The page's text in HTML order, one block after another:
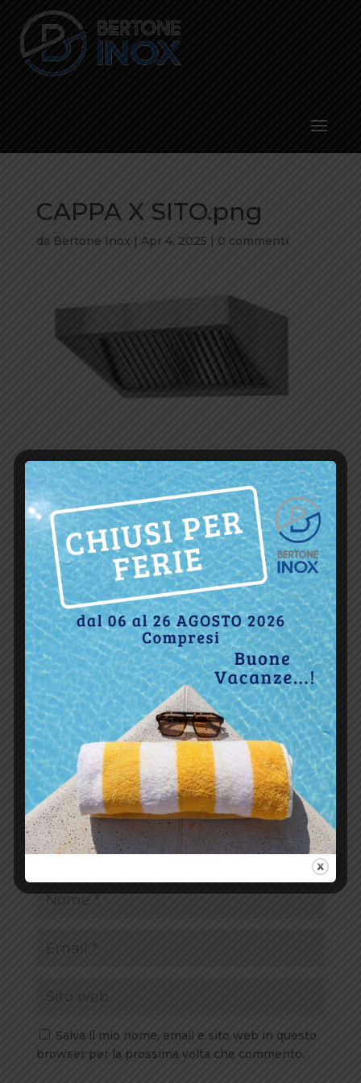
CAPPA X SITO.png
da Bertone Inox | Apr 4, 2025 | 0 commenti
Invia commento
Il tuo indirizzo email non sarà pubblicato. I campi
obbligatori sono contrassegnati*
Salva il mio nome, email e sito web in questo
browser per la prossima volta che commento.